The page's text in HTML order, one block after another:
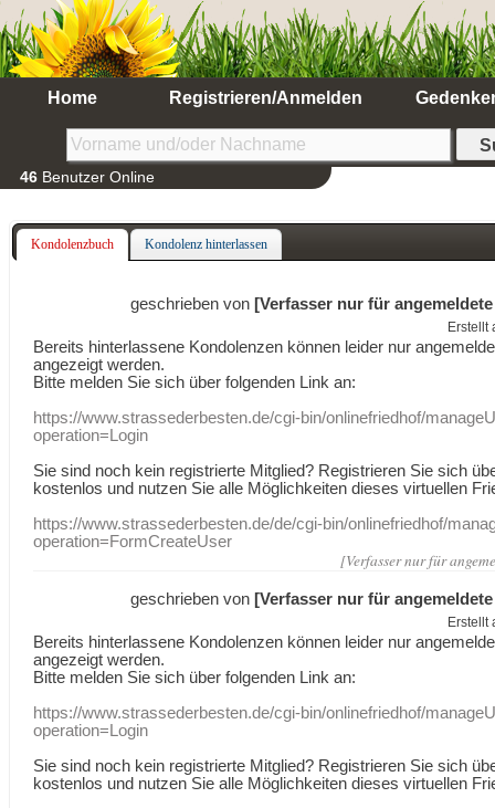
Home Registrieren/Anmelden
46 Benutzer Online
Kondolenzbuch Kondolenz hinterlassen
geschrieben von [Verfasser nur für
Erstellt
Bereits hinterlassene Kondolenzen können leider nur
angezeigt werden.
Bitte melden Sie sich über folgenden Link an:
https://www.strassederbesten.de/cgi-bin/onlinefriedhof/
operation=Login
Sie sind noch kein registrierte Mitglied? Registrieren Sie sich
kostenlos und nutzen Sie alle Möglichkeiten dieses virtuellen
https://www.strassederbesten.de/de/cgi-bin/onlinefriedhof/
operation=FormCreateUser
[Verfasser nur für
geschrieben von [Verfasser nur für
Erstellt
Bereits hinterlassene Kondolenzen können leider nur
angezeigt werden.
Bitte melden Sie sich über folgenden Link an:
https://www.strassederbesten.de/cgi-bin/onlinefriedhof/
operation=Login
Sie sind noch kein registrierte Mitglied? Registrieren Sie sich
kostenlos und nutzen Sie alle Möglichkeiten dieses virtuellen